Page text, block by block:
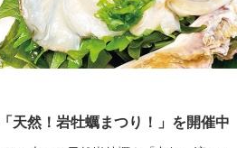
天然！岩牡蠣まつり！」を開催中